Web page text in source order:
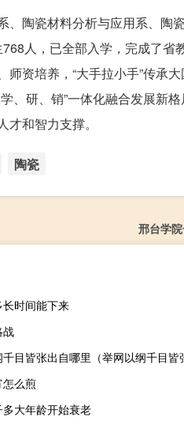
陶瓷材料分析与应用系、陶瓷
人，已全部入学，完成了省
资培养，“大手拉小手”传承
、研、销”一体化融合发展新
和智力支撑。
陶瓷
邢台学
时间能下来
战
目皆张出自哪里（举网以纲千目皆
么煎
多大年龄开始衰老